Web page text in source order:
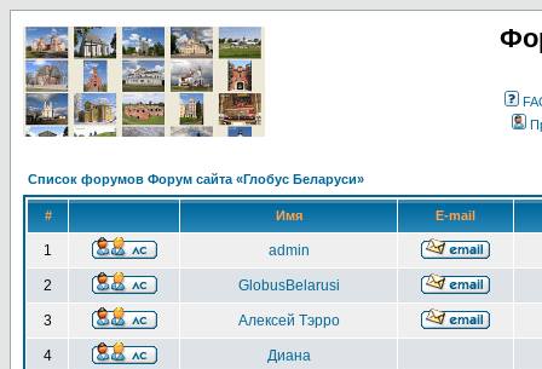
Список форумов Форум сайта «Глобус Беларуси»
# Имя E-mail
1 admin
2 GlobusBelarusi
3 Алексей Тэрро
4 Диана